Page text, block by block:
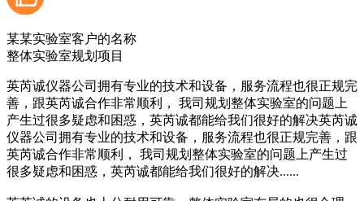
某某实验室客户的名称
整体实验室规划项目
英芮诚仪器公司拥有专业的技术和设备，服务流程也很正规完
善，跟英芮诚合作非常顺利， 我司规划整体实验室的问题上
产生过很多疑虑和困惑，英芮诚都能给我们很好的解决英芮诚
仪器公司拥有专业的技术和设备，服务流程也很正规完善，跟
英芮诚合作非常顺利， 我司规划整体实验室的问题上产生过
很多疑虑和困惑，英芮诚都能给我们很好的解决......